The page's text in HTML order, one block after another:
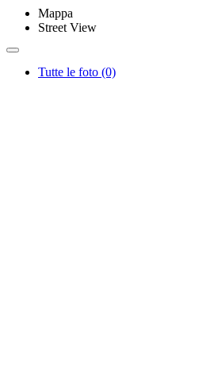
Mappa
Street View
Tutte le foto (0)